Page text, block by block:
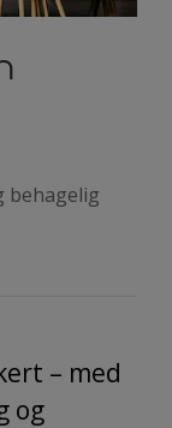
behagelig
– med
og